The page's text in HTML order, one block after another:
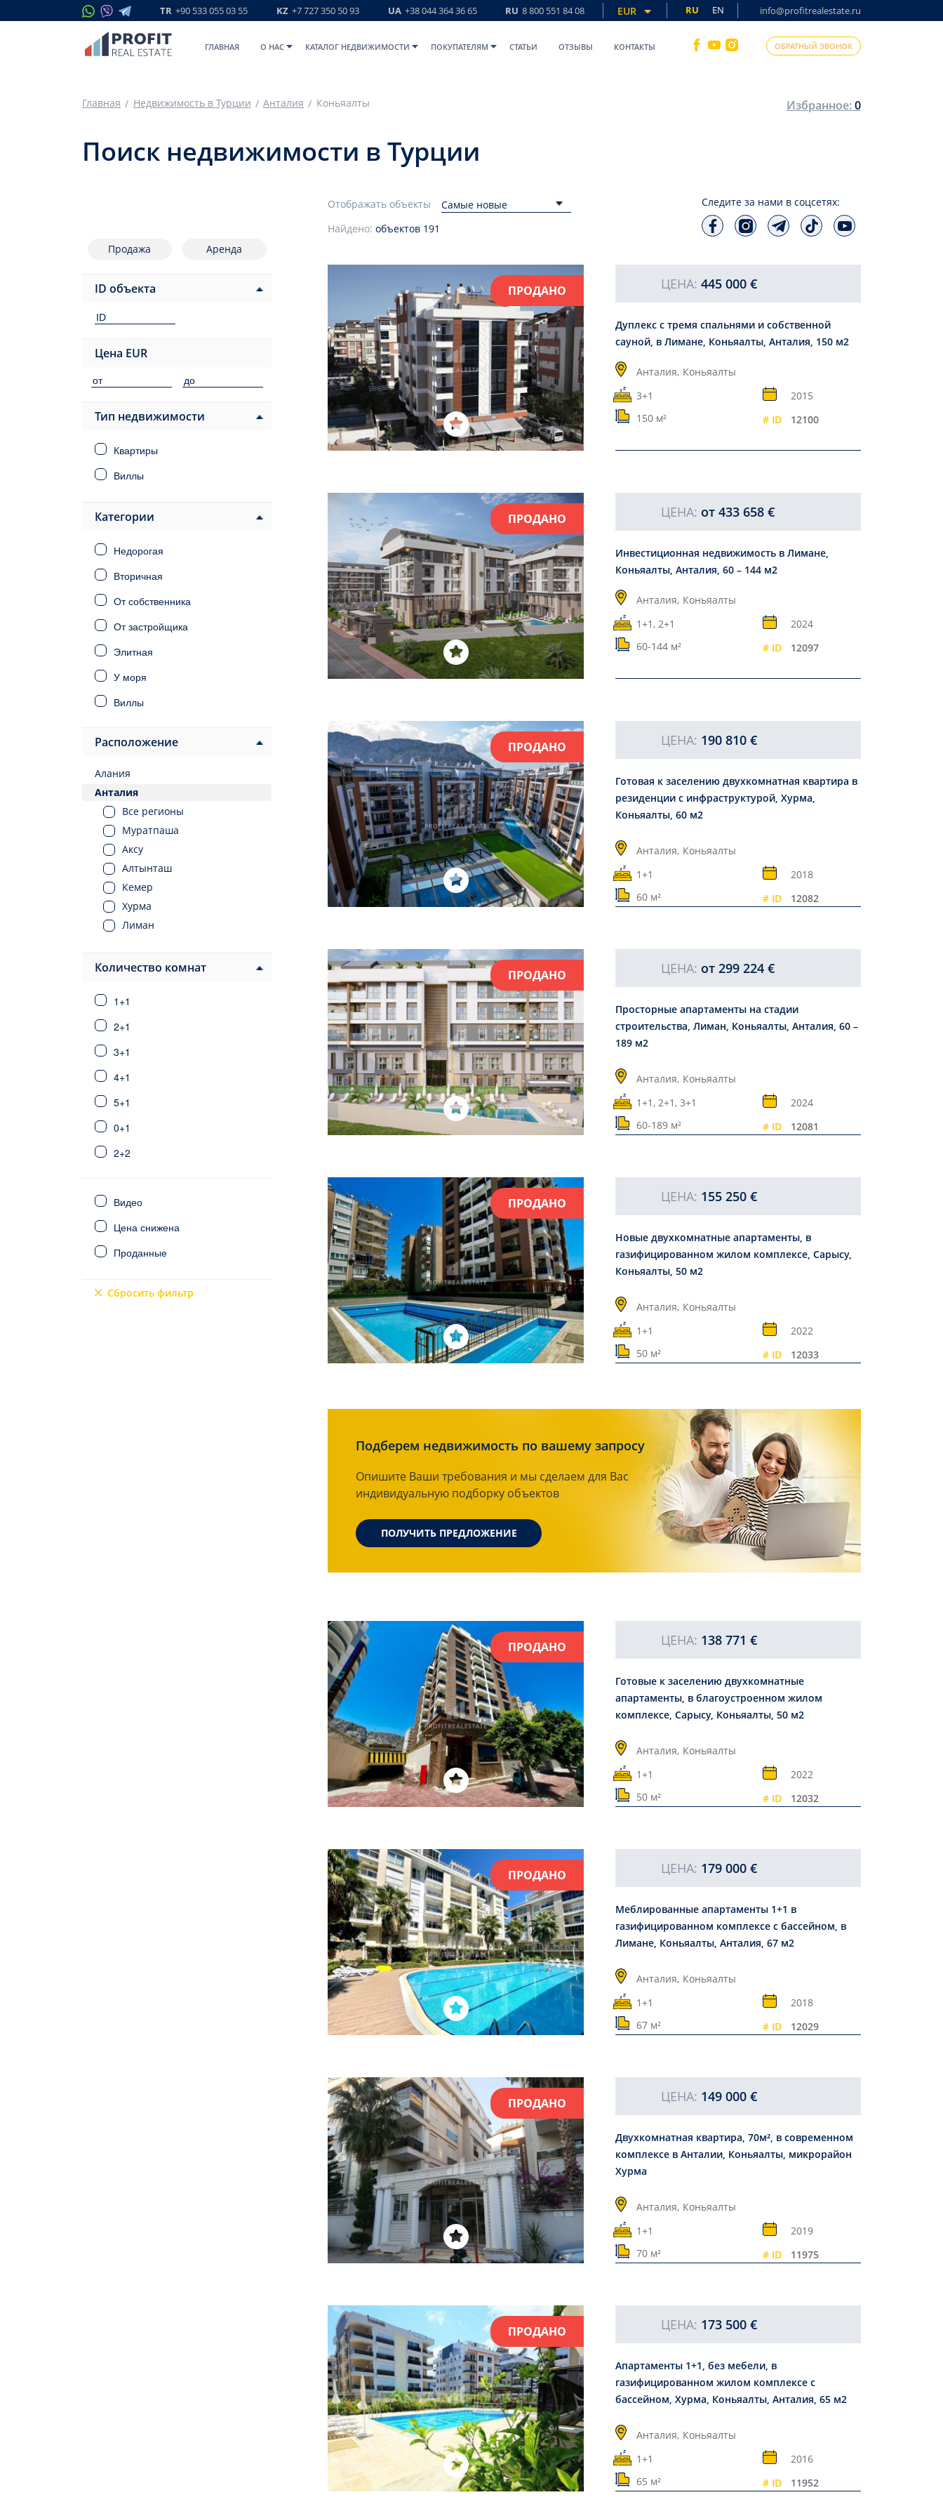
TR +90 533 055 03 55 KZ +7 727 350 50 93 UA +38 044 364 36 65 RU 8 800 551 84 08 EUR RU EN info@profitrealestate.ru
ГЛАВНАЯ O НАС КАТАЛОГ НЕДВИЖИМОСТИ ПОКУПАТЕЛЯМ СТАТЬИ ОТЗЫВЫ КОНТАКТЫ ОБРАТНЫЙ ЗВОНОК
Главная Недвижимость в Турции Анталия Коньяалты Избранное:0
Поиск недвижимости в Турции
Продажа Аренда
ID объекта
Цена EUR
Тип недвижимости
Квартиры
Виллы
Категории
Недорогая
Вторичная
От собственника
От застройщика
Элитная
У моря
Виллы
Под ВНЖ
Расположение
Алания
Анталия
Все регионы
Муратпаша
Аксу
Алтынташ
Кемер
Хурма
Лиман
Финике
Сарысу
Кепез
Лара
Стамбул
Фетхие
Северный Кипр
Мерсин
Мугла
Количество комнат
1+1
2+1
3+1
4+1
5+1
0+1
2+2
6+1
4+2
5+2
Видео
Цена снижена
Проданные
Сбросить фильтр
Отображать объекты Самые новые
Следите за нами в соцсетях:
Найдено: объектов 191
ПРОДАНО ЦЕНА: 445 000 €
Дуплекс с тремя спальнями и собственной
сауной, в Лимане, Коньяалты, Анталия, 150 м2
Анталия, Коньяалты
3+1
2015
150 м²
# ID 12100
ПРОДАНО ЦЕНА: от 433 658 €
Инвестиционная недвижимость в Лимане,
Коньяалты, Анталия, 60 – 144 м2
Анталия, Коньяалты
1+1, 2+1
2024
60-144 м²
# ID 12097
ПРОДАНО ЦЕНА: 190 810 €
Готовая к заселению двухкомнатная квартира в
резиденции с инфраструктурой, Хурма,
Коньяалты, 60 м2
Анталия, Коньяалты
1+1
2018
60 м²
# ID 12082
ПРОДАНО ЦЕНА: от 299 224 €
Просторные апартаменты на стадии
строительства, Лиман, Коньяалты, Анталия, 60 –
189 м2
Анталия, Коньяалты
1+1, 2+1, 3+1
2024
60-189 м²
# ID 12081
ПРОДАНО ЦЕНА: 155 250 €
Новые двухкомнатные апартаменты, в
газифицированном жилом комплексе, Сарысу,
Коньяалты, 50 м2
Анталия, Коньяалты
1+1
2022
50 м²
# ID 12033
Подберем недвижимость по вашему запросу
Опишите Ваши требования и мы сделаем для Вас
индивидуальную подборку объектов
ПОЛУЧИТЬ ПРЕДЛОЖЕНИЕ
ПРОДАНО ЦЕНА: 138 771 €
Готовые к заселению двухкомнатные
апартаменты, в благоустроенном жилом
комплексе, Сарысу, Коньяалты, 50 м2
Анталия, Коньяалты
1+1
2022
50 м²
# ID 12032
ПРОДАНО ЦЕНА: 179 000 €
Меблированные апартаменты 1+1 в
газифицированном комплексе с бассейном, в
Лимане, Коньяалты, Анталия, 67 м2
Анталия, Коньяалты
1+1
2018
67 м²
# ID 12029
ПРОДАНО ЦЕНА: 149 000 €
Двухкомнатная квартира, 70м², в современном
комплексе в Анталии, Коньяалты, микрорайон
Хурма
Анталия, Коньяалты
1+1
2019
70 м²
# ID 11975
ПРОДАНО ЦЕНА: 173 500 €
Апартаменты 1+1, без мебели, в
газифицированном жилом комплексе с
бассейном, Хурма, Коньяалты, Анталия, 65 м2
Анталия, Коньяалты
1+1
2016
65 м²
# ID 11952